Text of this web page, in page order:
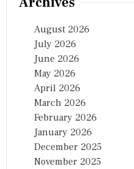
August 2026
July 2026
June 2026
May 2026
April 2026
March 2026
February 2026
January 2026
December 2025
November 2025